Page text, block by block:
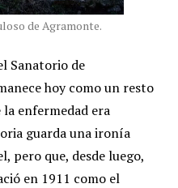
de Agramonte.
Sanatorio de
hoy como un resto
enfermedad era
guarda una ironía
pero que, desde luego,
en 1911 como el